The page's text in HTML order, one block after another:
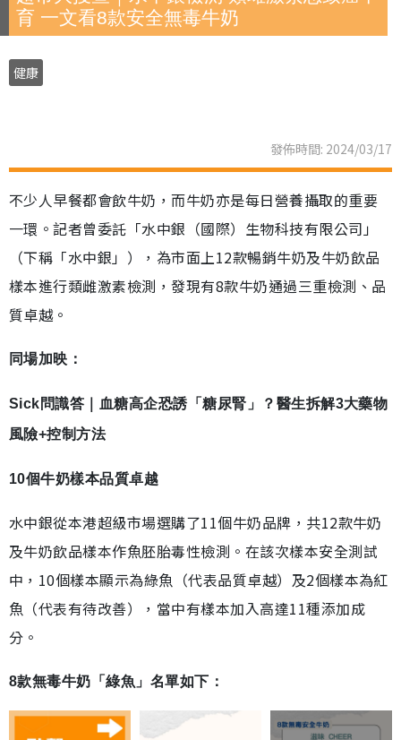
育 一文看8款安全無毒牛奶
健康
發佈時間: 2024/03/17
不少人早餐都會飲牛奶，而牛奶亦是每日營養攝取的重要
一環。記者曾委託「水中銀（國際）生物科技有限公司」
（下稱「水中銀」），為市面上12款暢銷牛奶及牛奶飲品
樣本進行類雌激素檢測，發現有8款牛奶通過三重檢測、品
質卓越。
同場加映：
Sick問識答｜血糖高企恐誘「糖尿腎」？醫生拆解3大藥物
風險+控制方法
10個牛奶樣本品質卓越
水中銀從本港超級市場選購了11個牛奶品牌，共12款牛奶
及牛奶飲品樣本作魚胚胎毒性檢測。在該次樣本安全測試
中，10個樣本顯示為綠魚（代表品質卓越）及2個樣本為紅
魚（代表有待改善），當中有樣本加入高達11種添加成
分。
8款無毒牛奶「綠魚」名單如下：